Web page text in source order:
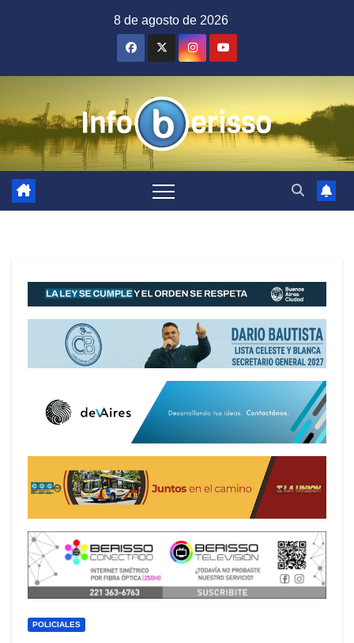
8 de agosto de 2026
POLICIALES